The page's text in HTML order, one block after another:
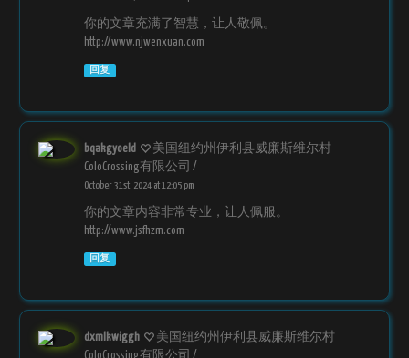
你的文章充满了智慧，让人敬佩。
http://www.njwenxuan.com
回复
bqakgyoeld
美国纽约州伊利县威廉斯维尔村
ColoCrossing有限公司 /
October 31st, 2024 at 12:05 pm
你的文章内容非常专业，让人佩服。
http://www.jsfhzm.com
回复
dxmlkwiggh
美国纽约州伊利县威廉斯维尔村